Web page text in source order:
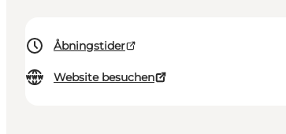
Åbningstider
Website besuchen